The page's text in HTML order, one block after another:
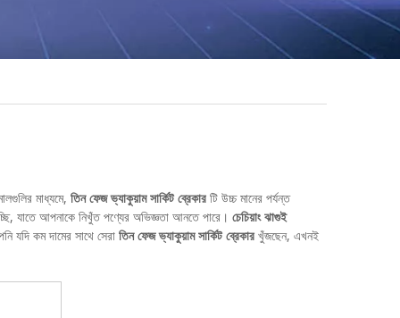
মাধ্যমে, তিন ফেজ ভ্যাকুয়াম সার্কিট ব্রেকার টি উচ্চ মানের পর্যন্ত
যাতে আপনাকে নিখুঁত পণ্যের অভিজ্ঞতা আনতে পারে। চেচিয়াং ঝাগুই
যদি কম দামের সাথে সেরা তিন ফেজ ভ্যাকুয়াম সার্কিট ব্রেকার খুঁজছেন, এখনই